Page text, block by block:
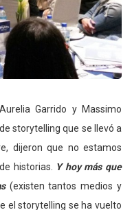
Garrido y Massimo
storytelling que se llevó a
dijeron que no estamos
historias.
Y hoy más que
(existen tantos medios y
el storytelling se ha vuelto